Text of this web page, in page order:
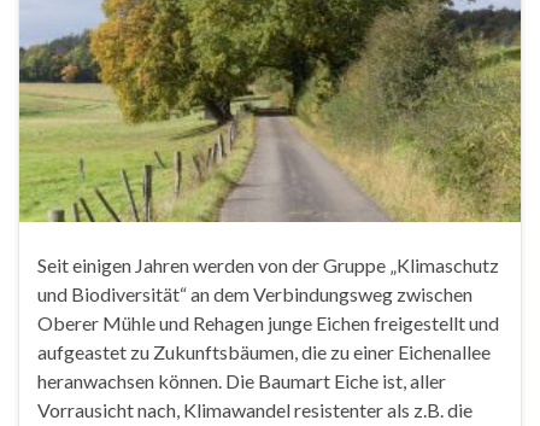
Seit einigen Jahren werden von der Gruppe „Klimaschutz
und Biodiversität“ an dem Verbindungsweg zwischen
Oberer Mühle und Rehagen junge Eichen freigestellt und
aufgeastet zu Zukunftsbäumen, die zu einer Eichenallee
heranwachsen können. Die Baumart Eiche ist, aller
Vorrausicht nach, Klimawandel resistenter als z.B. die